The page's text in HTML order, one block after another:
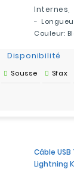
Internes,
-
Couleur:
Disponibilité
Sousse Sfax
Câble
Lightning